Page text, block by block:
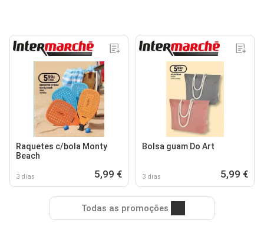
Raquetes c/bola Monty
Beach
3 dias 5,99 €
Bolsa guam Do Art
3 dias 5,99 €
Todas as promoções